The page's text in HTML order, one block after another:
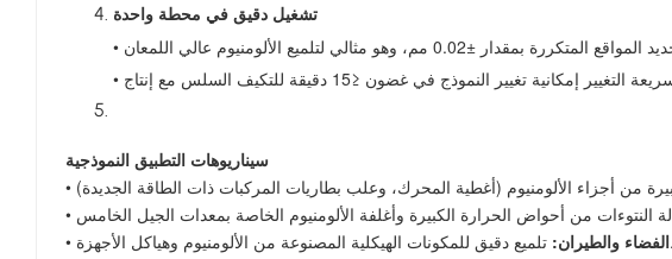
تشغيل دقيق في محطة واحدة
سيناريوهات التطبيق النموذجية
•
•
•
الفضاء والطيران:تلميع دقيق للمكونات الهيكلية المصنوعة من الألومنيوم وهياكل الأجهزة.